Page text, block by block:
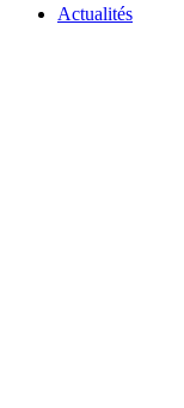
Actualités